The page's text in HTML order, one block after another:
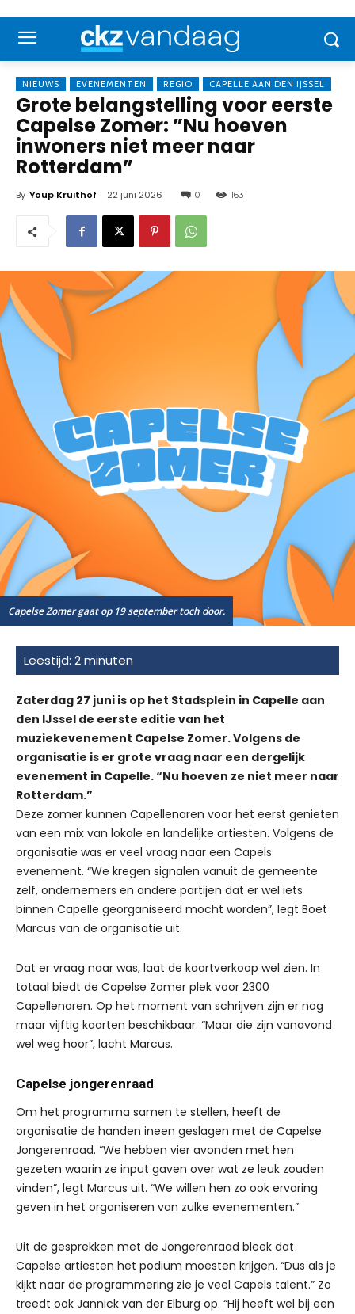
NIEUWS EVENEMENTEN REGIO CAPELLE AAN DEN IJSSEL
Grote belangstelling voor eerste
Capelse Zomer: ”Nu hoeven
inwoners niet meer naar
Rotterdam”
By Youp Kruithof 22 juni 2026 0 163
Capelse Zomer gaat op 19 september toch door.
Zaterdag 27 juni is op het Stadsplein in Capelle aan
den IJssel de eerste editie van het
muziekevenement Capelse Zomer. Volgens de
organisatie is er grote vraag naar een dergelijk
evenement in Capelle. “Nu hoeven ze niet meer naar
Rotterdam.”
Deze zomer kunnen Capellenaren voor het eerst genieten
van een mix van lokale en landelijke artiesten. Volgens de
organisatie was er veel vraag naar een Capels
evenement. “We kregen signalen vanuit de gemeente
zelf, ondernemers en andere partijen dat er wel iets
binnen Capelle georganiseerd mocht worden”, legt Boet
Marcus van de organisatie uit.
Dat er vraag naar was, laat de kaartverkoop wel zien. In
totaal biedt de Capelse Zomer plek voor 2300
Capellenaren. Op het moment van schrijven zijn er nog
maar vijftig kaarten beschikbaar. “Maar die zijn vanavond
wel weg hoor”, lacht Marcus.
Capelse jongerenraad
Om het programma samen te stellen, heeft de
organisatie de handen ineen geslagen met de Capelse
Jongerenraad. “We hebben vier avonden met hen
gezeten waarin ze input gaven over wat ze leuk zouden
vinden”, legt Marcus uit. “We willen hen zo ook ervaring
geven in het organiseren van zulke evenementen.”
Uit de gesprekken met de Jongerenraad bleek dat
Capelse artiesten het podium moesten krijgen. “Dus als je
kijkt naar de programmering zie je veel Capels talent.” Zo
treedt ook Jannick van der Elburg op. “Hij heeft wel bij een